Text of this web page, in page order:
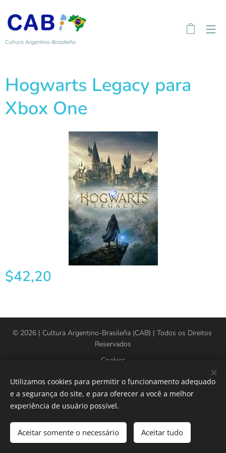
Cultura Argentino-Brasileña
Hogwarts Legacy para
Xbox One
$42,20
Adicionar ao carrinho
© 2026 | Cultura Argentino-Brasileña (CAB) | Todos os Direitos
Reservados
Cookies
Idiomas
Español
Português brasileiro American English
Utilizamos cookies para permitir o funcionamento adequado
e a segurança do site, e para oferecer a você a melhor
experiência de usuário possível.
Aceitar somente o necessário Aceitar tudo